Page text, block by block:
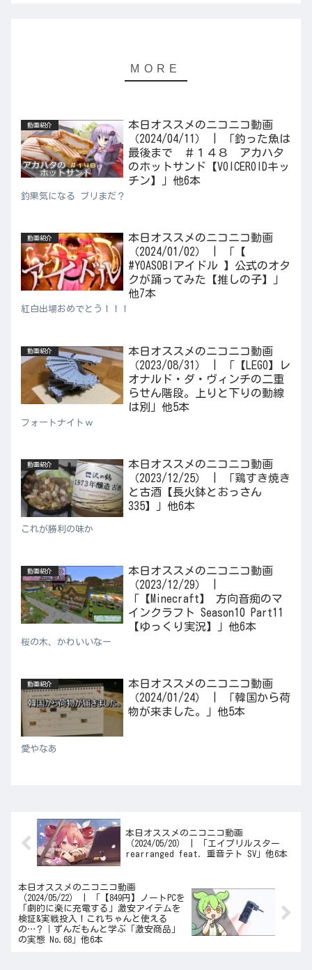
動画紹介
本日オススメのニコニコ動画
（2024/04/11） | 「釣った魚は
最後まで ＃１４８ アカハタ
のホットサンド【VOICEROIDキッ
チン】」他6本
釣果気になる ブリまだ？
動画紹介
本日オススメのニコニコ動画
（2024/01/02） | 「【
#YOASOBIアイドル 】公式のオタ
クが踊ってみた【推しの子】」
他7本
紅白出場おめでとう！！！
動画紹介
本日オススメのニコニコ動画
（2023/08/31） | 「【LEGO】レ
オナルド・ダ・ヴィンチの二重
らせん階段。上りと下りの動線
は別」他5本
フォートナイトｗ
動画紹介
本日オススメのニコニコ動画
（2023/12/25） | 「鶏すき焼き
と古酒【長火鉢とおっさん
335】」他6本
これが勝利の味か
動画紹介
本日オススメのニコニコ動画
（2023/12/29） |
「【Minecraft】 方向音痴のマ
インクラフト Season10 Part11
【ゆっくり実況】」他6本
桜の木、かわいいなー
動画紹介
本日オススメのニコニコ動画
（2024/01/24） | 「韓国から荷
物が来ました。」他5本
愛やなあ
本日オススメのニコニコ動画
（2024/05/20） | 「エイプリルスター
rearranged feat. 重音テト SV」他6本
本日オススメのニコニコ動画
（2024/05/22） | 「【849円】ノートPCを
「劇的に楽に充電する」激安アイテムを
検証&実戦投入！これちゃんと使える
の…？｜ずんだもんと学ぶ「激安商品」
の実態 No.68」他6本